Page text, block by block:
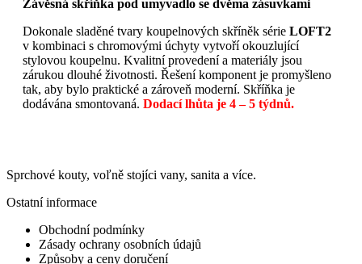
Závěsná skříňka pod umyvadlo se dvěma zásuvkami
Dokonale sladěné tvary koupelnových skříněk série LOFT2
v kombinaci s chromovými úchyty vytvoří okouzlující
stylovou koupelnu. Kvalitní provedení a materiály jsou
zárukou dlouhé životnosti. Řešení komponent je promyšleno
tak, aby bylo praktické a zároveň moderní. Skříňka je
dodávána smontovaná. Dodací lhůta je 4 – 5 týdnů.
Sprchové kouty, voľně stojíci vany, sanita a více.
Ostatní informace
Obchodní podmínky
Zásady ochrany osobních údajů
Způsoby a ceny doručení